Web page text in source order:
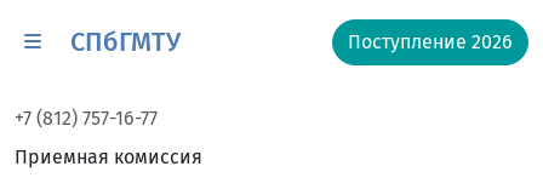
СПбГМТУ Поступление 2026
+7 (812) 757-16-77
Приемная комиссия